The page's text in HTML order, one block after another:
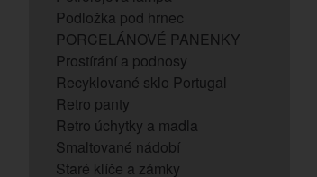
Podložka pod hrnec
PORCELÁNOVÉ PANENKY
Prostírání a podnosy
Recyklované sklo Portugal
Retro panty
Retro úchytky a madla
Smaltované nádobí
Staré klíče a zámky